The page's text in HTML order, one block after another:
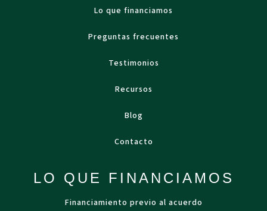
Lo que financiamos
Preguntas frecuentes
Testimonios
Recursos
Blog
Contacto
LO QUE FINANCIAMOS
Financiamiento previo al acuerdo